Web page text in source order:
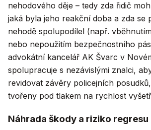
nehodového děje – tedy zda řidič
jaká byla jeho reakční doba a zda se
nehodě spolupodílel (např.
nebo nepoužitím bezpečnostního
advokátní kancelář AK Švarc v
spolupracuje s nezávislými znalci,
revidovat závěry policejních
tvořeny pod tlakem na rychlost
Náhrada škody a riziko